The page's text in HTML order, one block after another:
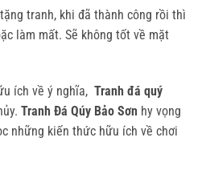
tranh, khi đã thành công rồi thì
làm mất. Sẽ không tốt về mặt
ích về ý nghĩa, Tranh đá quý
Tranh Đá Qúy Bảo Sơn hy vọng
những kiến thức hữu ích về chơi